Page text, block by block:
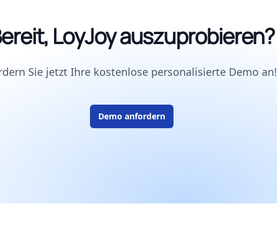
LoyJoy auszuprobieren?
Sie jetzt Ihre kostenlose personalisierte Demo an!
Demo anfordern